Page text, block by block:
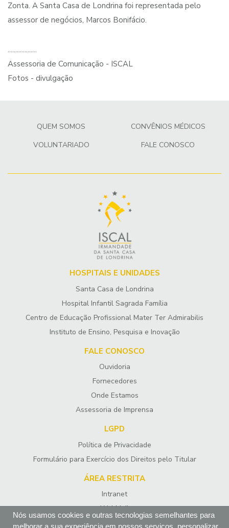
Zonta. A Santa Casa de Londrina foi representada pelo
assessor de negócios, Marcos Bonifácio.
...................
Assessoria de Comunicação - ISCAL
Fotos - divulgação
QUEM SOMOS
CONVÊNIOS MÉDICOS
VOLUNTARIADO
FALE CONOSCO
HOSPITAIS E UNIDADES
Santa Casa de Londrina
Hospital Infantil Sagrada Família
Centro de Educação Profissional Mater Ter Admirabilis
Instituto de Ensino, Pesquisa e Inovação
FALE CONOSCO
Ouvidoria
Fornecedores
Onde Estamos
Assessoria de Imprensa
LGPD
Política de Privacidade
Formulário para Exercício dos Direitos pelo Titular
ÁREA RESTRITA
Intranet
WebMail
Nós usamos cookies e outras tecnologias semelhantes para
melhorar a sua experiência em nossos serviços, personalizar